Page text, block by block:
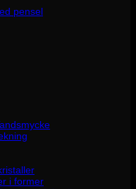
pensel
i former